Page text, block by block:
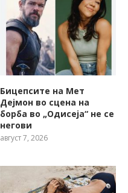
Бицепсите на Мет
Дејмон во сцена на
борба во „Одисеја“ не се
негови
август 7, 2026